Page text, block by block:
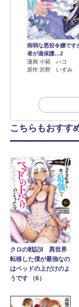
病弱な悪役令嬢です
者が過保護…2
漫画 小箱 ハコ
原作 沢野 いずみ
こちらもおすす
クロの戦記II 異世界
転移した僕が最強なの
はベッドの上だけのよ
うです （6）